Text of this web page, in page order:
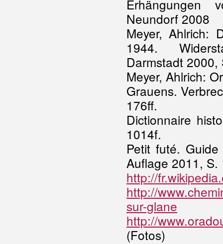
Erhängungen
Neundorf 2008
Meyer, Ahlrich:
1944.
Darmstadt 2000,
Meyer, Ahlrich:
Grauens.
176ff.
Dictionnaire
1014f.
Petit futé.
Auflage 2011, S.
http://
http://
sur-glane
http://
(Fotos)